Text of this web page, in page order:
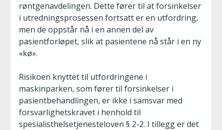
røntgenavdelingen. Dette fører til at forsinkelser
i utredningsprosessen fortsatt er en utfordring,
men de oppstår nå i en annen del av
pasientforløpet, slik at pasientene nå står i en ny
«kø».
Risikoen knyttet til utfordringene i
maskinparken, som fører til forsinkelser i
pasientbehandlingen, er ikke i samsvar med
forsvarlighetskravet i henhold til
spesialisthelsetjenesteloven § 2-2. I tillegg er det